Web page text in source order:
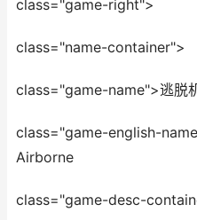
class="game-right">
class="name-container">
class="game-name">逃脱
class="game-english-
Airborne
class="game-desc-